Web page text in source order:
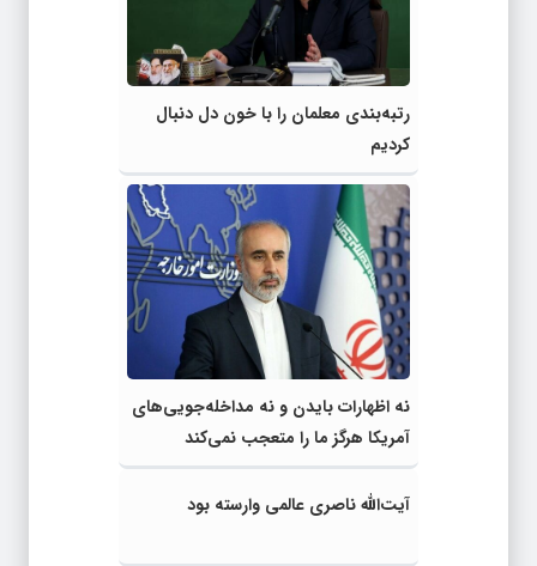
رتبه‌بندی معلمان را با خون دل دنبال
کردیم
نه اظهارات بایدن و نه مداخله‌جویی‌های
آمریکا هرگز ما را متعجب نمی‌کند
آیت‌الله ناصری عالمی وارسته بود